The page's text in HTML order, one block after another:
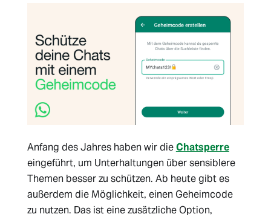
Anfang des Jahres haben wir dieChatsperre
eingeführt, um Unterhaltungen über sensiblere
Themen besser zu schützen. Ab heute gibt es
außerdem die Möglichkeit, einen Geheimcode
zu nutzen. Das ist eine zusätzliche Option,